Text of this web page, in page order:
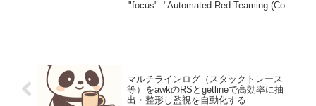
"focus": "Automated Red Teaming (Co-
マルチラインログ（スタックトレース
等）をawkのRSとgetlineで高効率に抽
出・整形し監視を自動化する